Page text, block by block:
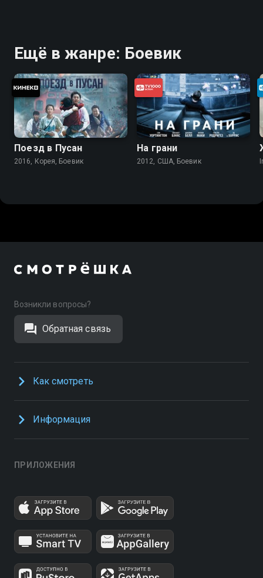
Ещё в жанре: Боевик
Поезд в Пусан
2016, Корея, Боевик
На грани
2012, США, Боевик
Возникли вопросы?
Обратная связь
Как смотреть
Информация
ПРИЛОЖЕНИЯ